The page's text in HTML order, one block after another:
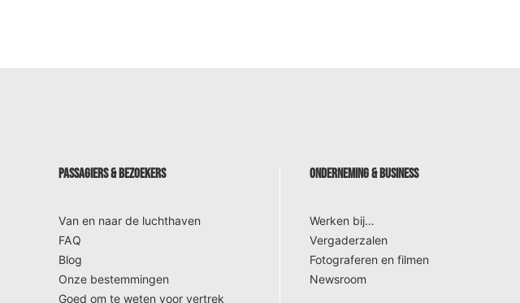
PASSAGIERS & BEZOEKERS
Van en naar de luchthaven
FAQ
Blog
Onze bestemmingen
Goed om te weten voor vertrek
ONDERNEMING & BUSINESS
Werken bij…
Vergaderzalen
Fotograferen en filmen
Newsroom